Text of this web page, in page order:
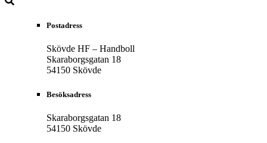
Postadress
Skövde HF – Handboll
Skaraborgsgatan 18
54150 Skövde
Besöksadress
Skaraborgsgatan 18
54150 Skövde